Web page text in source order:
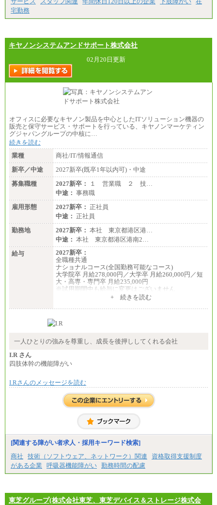
宅勤務
キヤノンシステムアンドサポート株式会社
02月20日更新
オフィスに必要なキヤノン製品を中心としたITソリューション機器の
販売と保守サービス・サポートを行っている、キヤノンマーケティン
グジャパングループの中核に…
続きを読む
業種
商社/IT/情報通信
新卒／中途
2027新卒(既卒1年以内可)・中途
募集職種
2027新卒：
１ 営業職 ２ 技…
中途： 事務職
雇用形態
2027新卒： 正社員
中途： 正社員
勤務地
2027新卒： 本社 東京都港区港…
中途： 本社 東京都港区港南2…
給与
2027新卒：
全職種共通
ナショナルコース(全国勤務可能なコース)
大学院卒 月給278,000円／大学卒 月給260,000円／短
大・高専・専門卒 月給235,000円
※試用期間中も給与に変更はございません
大学院卒 月給264,000円／大学卒 月給250,000円／短
※試用期間中も給与に変更はございません
月給：250,000円～400,000円
+ 続きを読む
一人ひとりの強みを尊重し、成長を後押ししてくれる会社
I.R さん
四肢体幹の機能障がい
I.Rさんのメッセージを読む
[関連する障がい者求人・採用キーワード検索]
商社
技術（ソフトウェア、ネットワーク）関連
資格取得支援制度
がある企業
呼吸器機能障がい 勤務時間の配慮
東芝グループ(株式会社東芝、東芝デバイス＆ストレージ株式会